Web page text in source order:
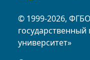
© 1999-2026,
государственный
университет»